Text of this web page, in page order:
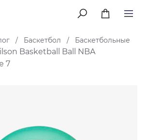
меню
/ Баскетбол /
Баскетбольные
Basketball Ball NBA
7